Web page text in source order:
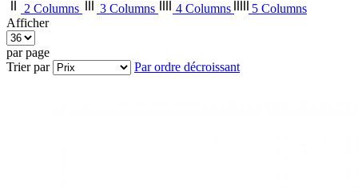
2 Columns 3 Columns 4 Columns
5 Columns
Afficher
par page
Trier par
Par ordre décroissant